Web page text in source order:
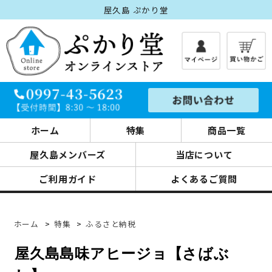
屋久島 ぷかり堂
ホーム 特集
商品一覧
屋久島メンバーズ
当店について
ご利用ガイド
よくあるご質問
ホーム > 特集 > ふるさと納税
屋久島島味アヒージョ【さばぶ